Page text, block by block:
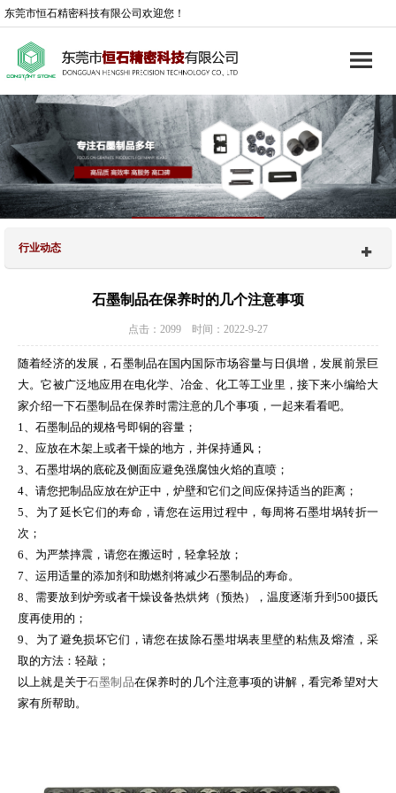
东莞市恒石精密科技有限公司欢迎您！
行业动态
石墨制品在保养时的几个注意事项
点击：2099 时间：2022-9-27
随着经济的发展，石墨制品在国内国际市场容量与日俱增，发展前景巨
大。它被广泛地应用在电化学、冶金、化工等工业里，接下来小编给大
家介绍一下石墨制品在保养时需注意的几个事项，一起来看看吧。
1、石墨制品的规格号即铜的容量；
2、应放在木架上或者干燥的地方，并保持通风；
3、石墨坩埚的底砣及侧面应避免强腐蚀火焰的直喷；
4、请您把制品应放在炉正中，炉壁和它们之间应保持适当的距离；
5、为了延长它们的寿命，请您在运用过程中，每周将石墨坩埚转折一
次；
6、为严禁摔震，请您在搬运时，轻拿轻放；
7、运用适量的添加剂和助燃剂将减少石墨制品的寿命。
8、需要放到炉旁或者干燥设备热烘烤（预热），温度逐渐升到500摄氏
度再使用的；
9、为了避免损坏它们，请您在拔除石墨坩埚表里壁的粘焦及熔渣，采
取的方法：轻敲；
以上就是关于石墨制品在保养时的几个注意事项的讲解，看完希望对大
家有所帮助。